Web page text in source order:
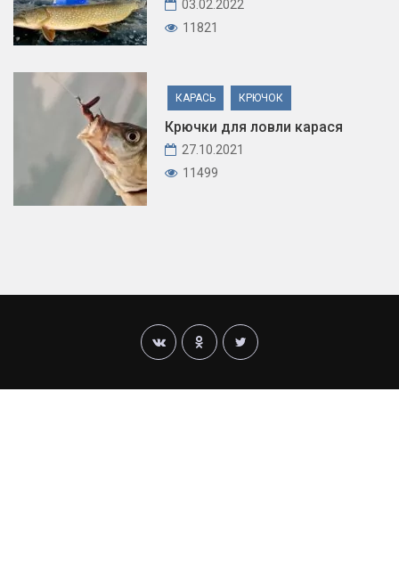
03.02.2022
11821
КАРАСЬ КРЮЧОК
Крючки для ловли карася
27.10.2021
11499